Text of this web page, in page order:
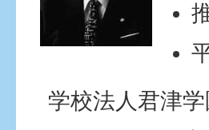
学校法人君津